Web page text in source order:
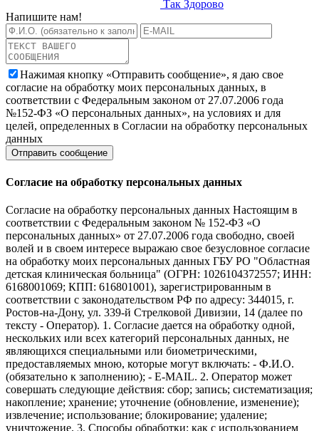
Так Здорово
Напишите нам!
Нажимая кнопку «Отправить сообщение», я даю свое
согласие на обработку моих персональных данных, в
соответствии с Федеральным законом от 27.07.2006 года
№152-ФЗ «О персональных данных», на условиях и для
целей, определенных в Согласии на обработку персональных
данных
Согласие на обработку персональных данных
Согласие на обработку персональных данных Настоящим в
соответствии с Федеральным законом № 152-ФЗ «О
персональных данных» от 27.07.2006 года свободно, своей
волей и в своем интересе выражаю свое безусловное согласие
на обработку моих персональных данных ГБУ РО "Областная
детская клиническая больница" (ОГРН: 1026104372557; ИНН:
6168001069; КПП: 616801001), зарегистрированным в
соответствии с законодательством РФ по адресу: 344015, г.
Ростов-на-Дону, ул. 339-й Стрелковой Дивизии, 14 (далее по
тексту - Оператор). 1. Согласие дается на обработку одной,
нескольких или всех категорий персональных данных, не
являющихся специальными или биометрическими,
предоставляемых мною, которые могут включать: - Ф.И.О.
(обязательно к заполнению); - E-MAIL. 2. Оператор может
совершать следующие действия: сбор; запись; систематизация;
накопление; хранение; уточнение (обновление, изменение);
извлечение; использование; блокирование; удаление;
уничтожение. 3. Способы обработки: как с использованием